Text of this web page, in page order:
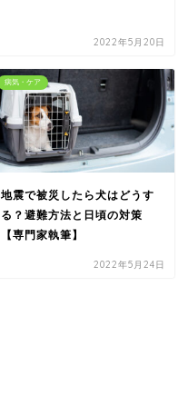
2022年5月20日
病気・ケア
地震で被災したら犬はどうす
る？避難方法と日頃の対策
【専門家執筆】
2022年5月24日